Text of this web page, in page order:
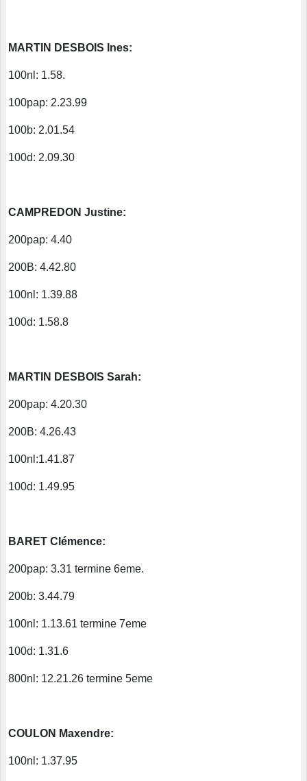
MARTIN DESBOIS Ines:
100nl: 1.58.
100pap: 2.23.99
100b: 2.01.54
100d: 2.09.30
CAMPREDON Justine:
200pap: 4.40
200B: 4.42.80
100nl: 1.39.88
100d: 1.58.8
MARTIN DESBOIS Sarah:
200pap: 4.20.30
200B: 4.26.43
100nl:1.41.87
100d: 1.49.95
BARET Clémence:
200pap: 3.31 termine 6eme.
200b: 3.44.79
100nl: 1.13.61 termine 7eme
100d: 1.31.6
800nl: 12.21.26 termine 5eme
COULON Maxendre:
100nl: 1.37.95